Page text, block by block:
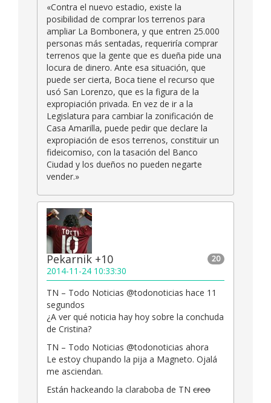
«Contra el nuevo estadio, existe la
posibilidad de comprar los terrenos para
ampliar La Bombonera, y que entren 25.000
personas más sentadas, requeriría comprar
terrenos que la gente que es dueña pide una
locura de dinero. Ante esa situación, que
puede ser cierta, Boca tiene el recurso que
usó San Lorenzo, que es la figura de la
expropiación privada. En vez de ir a la
Legislatura para cambiar la zonificación de
Casa Amarilla, puede pedir que declare la
expropiación de esos terrenos, constituir un
fideicomiso, con la tasación del Banco
Ciudad y los dueños no pueden negarte
vender.»
20
Pekarnik +10
2014-11-24 10:33:30
TN – Todo Noticias ‏@todonoticias hace 11
segundos
¿A ver qué noticia hay hoy sobre la conchuda
de Cristina?
TN – Todo Noticias ‏@todonoticias ahora
Le estoy chupando la pija a Magneto. Ojalá
me asciendan.
Están hackeando la claraboba de TN creo